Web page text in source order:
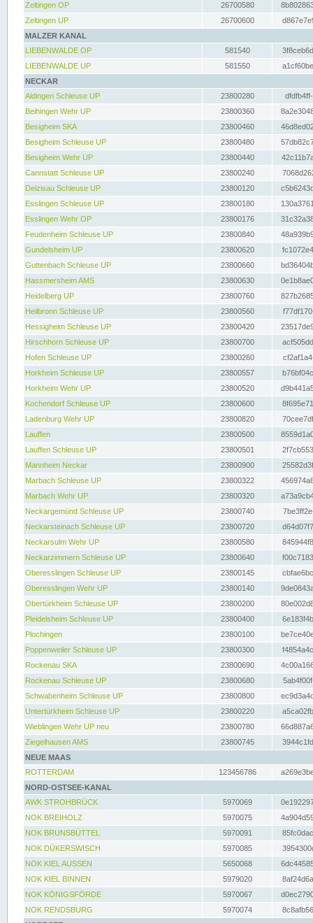
Zeltingen OP
26700580
Zeltingen UP
26700600
MALZER KANAL
LIEBENWALDE OP
581540
LIEBENWALDE UP
581550
NECKAR
Aldingen Schleuse UP
23800280
Beihingen Wehr UP
23800360
Besigheim SKA
23800460
Besigheim Schleuse UP
23800480
Besigheim Wehr UP
23800440
Cannstatt Schleuse UP
23800240
Deizisau Schleuse UP
23800120
Esslingen Schleuse UP
23800180
Esslingen Wehr OP
23800176
Feudenheim Schleuse UP
23800840
Gundelsheim UP
23800620
Guttenbach Schleuse UP
23800660
Hassmersheim AMS
23800630
Heidelberg UP
23800760
Heilbronn Schleuse UP
23800560
Hessigheim Schleuse UP
23800420
Hirschhorn Schleuse UP
23800700
Hofen Schleuse UP
23800260
Horkheim Schleuse UP
23800557
Horkheim Wehr UP
23800520
Kochendorf Schleuse UP
23800600
Ladenburg Wehr UP
23800820
Lauffen
23800500
Lauffen Schleuse UP
23800501
Mannheim Neckar
23800900
Marbach Schleuse UP
23800322
Marbach Wehr UP
23800320
Neckargemünd Schleuse UP
23800740
Neckarsteinach Schleuse UP
23800720
Neckarsulm Wehr UP
23800580
Neckarzimmern Schleuse UP
23800640
Oberesslingen Schleuse UP
23800145
Oberesslingen Wehr UP
23800140
Obertürkheim Schleuse UP
23800200
Pleidelsheim Schleuse UP
23800400
Plochingen
23800100
Poppenweiler Schleuse UP
23800300
Rockenau SKA
23800690
Rockenau Schleuse UP
23800680
Schwabenheim Schleuse UP
23800800
Untertürkheim Schleuse UP
23800220
Wieblingen Wehr UP neu
23800780
Ziegelhausen AMS
23800745
NEUE MAAS
ROTTERDAM
123456786
NORD-OSTSEE-KANAL
AWK STROHBRÜCK
5970069
NOK BREIHOLZ
5970075
NOK BRUNSBÜTTEL
5970091
NOK DÜKERSWISCH
5970085
NOK KIEL AUSSEN
5650068
NOK KIEL BINNEN
5979020
NOK KÖNIGSFÖRDE
5970067
NOK RENDSBURG
5970074